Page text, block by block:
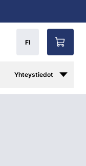
FI
Yhteystiedot